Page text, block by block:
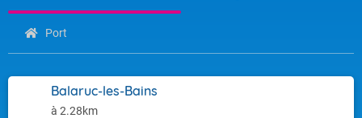
Port
Balaruc-les-Bains
à 2.28km